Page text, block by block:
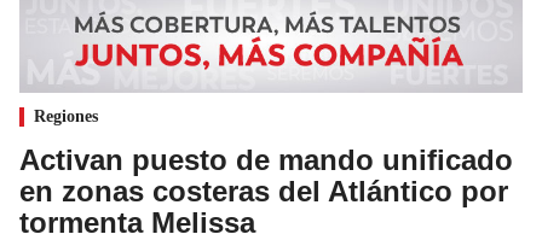
Regiones
Activan puesto de mando unificado
en zonas costeras del Atlántico por
tormenta Melissa